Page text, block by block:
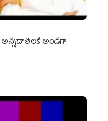
అన్నదాతలకి అండగా